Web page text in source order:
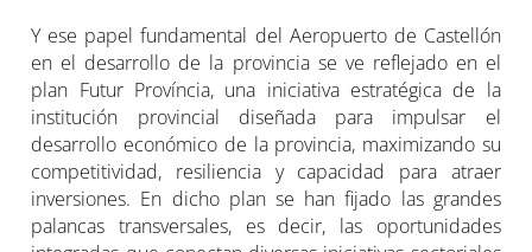
Y ese papel fundamental del Aeropuerto de Castellón
en el desarrollo de la provincia se ve reflejado en el
plan Futur Província, una iniciativa estratégica de la
institución provincial diseñada para impulsar el
desarrollo económico de la provincia, maximizando su
competitividad, resiliencia y capacidad para atraer
inversiones. En dicho plan se han fijado las grandes
palancas transversales, es decir, las oportunidades